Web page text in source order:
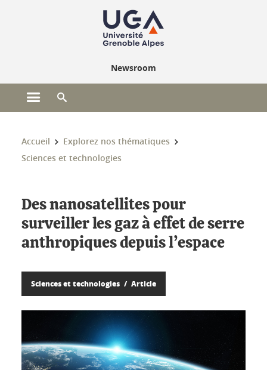
Newsroom
Ouvrir le menu principal
Vous êtes ici :
Accueil
Explorez nos thématiques
Sciences et technologies
Des nanosatellites pour
surveiller les gaz à effet de serre
anthropiques depuis l’espace
Sciences et technologies Article